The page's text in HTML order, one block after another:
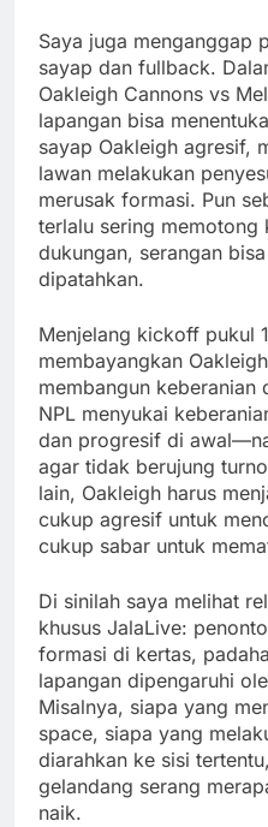
Saya juga menganggap
sayap dan fullback.
Oakleigh Cannons vs
lapangan bisa
sayap Oakleigh agresif,
lawan melakukan
merusak formasi. Pun
terlalu sering memotong
dukungan, serangan
dipatahkan.
Menjelang kickoff pukul
membayangkan
membangun keberanian
NPL menyukai
dan progresif di
agar tidak berujung
lain, Oakleigh harus
cukup agresif untuk
cukup sabar untuk
Di sinilah saya melihat
khusus JalaLive:
formasi di kertas,
lapangan dipengaruhi
Misalnya, siapa yang
space, siapa yang
diarahkan ke sisi
gelandang serang
naik.